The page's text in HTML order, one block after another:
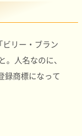
ビリー・ブラン
人名なのに、
録商標になって